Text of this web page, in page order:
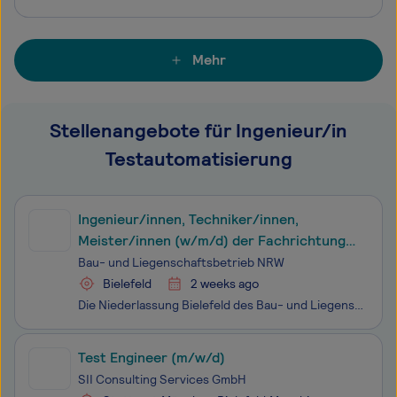
Mehr
Stellenangebote für Ingenieur/in
Testautomatisierung
Ingenieur/innen, Techniker/innen,
Meister/innen (w/m/d) der Fachrichtung
Elektrotechnik
Bau- und Liegenschaftsbetrieb NRW
Bielefeld
2 weeks ago
Die Niederlassung Bielefeld des Bau- und Liegenschaftsbetriebes des Landes Nordrhein‑Westfalen (BLB NRW) sucht zum nächstmöglichen Zeitpunkt Ingenieur/​innen, Techniker/​innen, Meister/​innen (w/m/d) der Fachrichtung Elektrotechnik Der Bau- und Liegenschaftsbetrieb NRW ist Eigentümer, Vermieter und
Test Engineer (m/w/d)
SII Consulting Services GmbH